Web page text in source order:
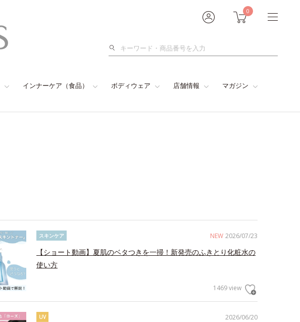
0
検
インナーケア（食品） ボディウェア 店舗情報 マガジン
NEW 2026/07/23
スキンケア
【ショート動画】夏肌のベタつきを一掃！新発売のふきとり化粧水の
使い方
1469 view
2026/06/20
UV